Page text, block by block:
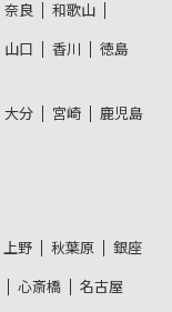
奈良 和歌山
山口 香川
徳島
大分 宮崎
鹿児島
上野 秋葉原 銀座
心斎橋 名古屋